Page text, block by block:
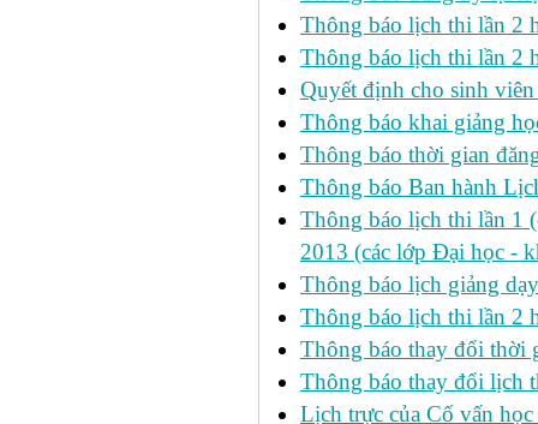
Thông báo lịch thi lần 2
Thông báo lịch thi lần 2
Quyết định cho sinh
Thông báo khai giảng
Thông báo thời gian
Thông báo Ban hành
Thông báo lịch thi lần 1
2013 (các lớp Đại học -
Thông báo lịch giảng
Thông báo lịch thi lần 2
Thông báo thay đổi thời
Thông báo thay đổi lịch
Lịch trực của Cố vấn học